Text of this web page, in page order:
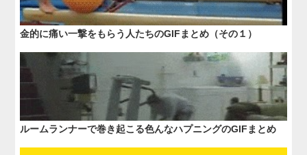
金的に痛い一撃をもらう人たちのGIFまとめ（その１）
ルームランナーで巻き起こる色んなハプニングのGIFまとめ